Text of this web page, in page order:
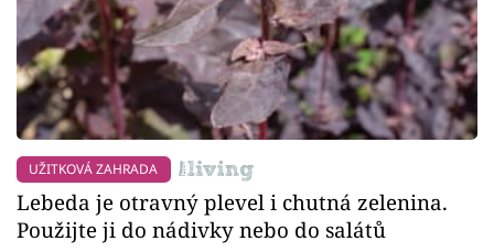
UŽITKOVÁ ZAHRADA
Lebeda je otravný plevel i chutná zelenina.
Použijte ji do nádivky nebo do salátů